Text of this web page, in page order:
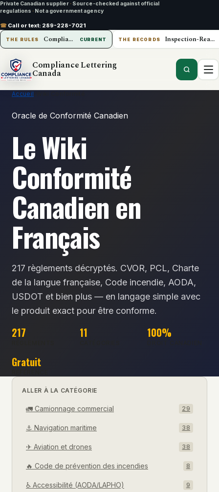
Private Canadian supplier · Source-checked against official
regulations · Not a government agency
☎ Call or text: 289-228-7021
THE RULES Compliance Lettering Canada CURRENT THE RECORDS Inspection-Ready Operations
Compliance Lettering
Canada
Accueil
Oracle de Conformité Canadien
Le Wiki
Conformité
Canadien en
Français
217 règlements décryptés. CVOR, PCL, Charte
de la langue française, Code incendie, AODA,
USDOT et bien plus — en langage simple avec
le produit exact pour être conforme.
217 11 100%
Gratuit
ALLER À LA CATÉGORIE
🚛 Camionnage commercial 29
⚓ Navigation maritime 38
✈ Aviation et drones 38
🔥 Code de prévention des incendies 8
♿ Accessibilité (AODA/LAPHO) 9